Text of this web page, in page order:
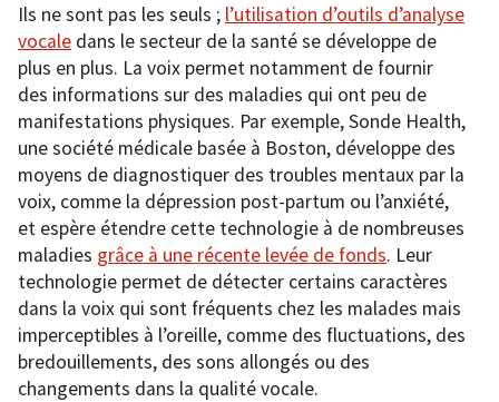
Ils ne sont pas les seuls ; l’utilisation d’outils d’analyse
vocale dans le secteur de la santé se développe de
plus en plus. La voix permet notamment de fournir
des informations sur des maladies qui ont peu de
manifestations physiques. Par exemple, Sonde Health,
une société médicale basée à Boston, développe des
moyens de diagnostiquer des troubles mentaux par la
voix, comme la dépression post-partum ou l’anxiété,
et espère étendre cette technologie à de nombreuses
maladies grâce à une récente levée de fonds. Leur
technologie permet de détecter certains caractères
dans la voix qui sont fréquents chez les malades mais
imperceptibles à l’oreille, comme des fluctuations, des
bredouillements, des sons allongés ou des
changements dans la qualité vocale.